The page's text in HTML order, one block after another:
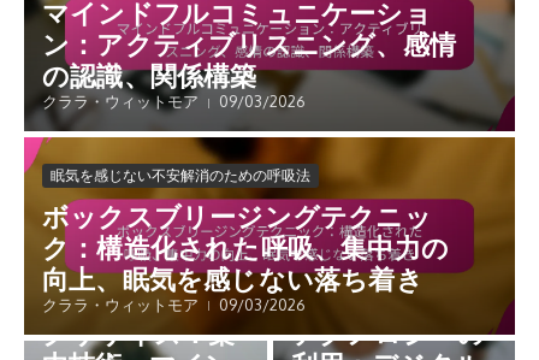
マインドフルコミュニケーショ
ン：アクティブリスニング、感情
の認識、関係構築
クララ・ウィットモア 09/03/2026
眠気を感じない不安解消のための呼吸法
ボックスブリージングテクニッ
ク：構造化された呼吸、集中力の
向上、眠気を感じない落ち着き
クララ・ウィットモア 09/03/2026
眠気を感じない不安解消のた
めの呼吸法
呼吸カウントエ
クササイズ：集
日中のパフォーマンスのため
のマインドフルネス実践
マインドフルな
テクノロジーの